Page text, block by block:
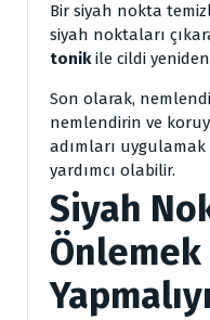
Bir siyah nokta
siyah noktaları
tonikile cildi
Son olarak,
nemlendirin ve
adımları
yardımcı olabilir.
Siyah